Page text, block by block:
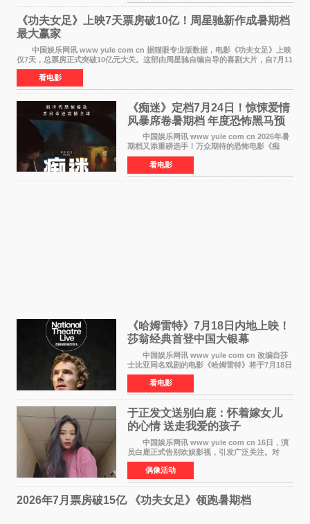
《功夫女足》上映7天票房破10亿！周星驰新作成暑期档
最大赢家
中国娱乐网讯 www yule com cn 据猫眼专业版数据，电影《功夫女足》上映
仅7天，总票房正式突破10亿元大关。这部由周星驰自编自导的喜剧大片，自7月11
日公映以来便展现出惊人的市场统治力。
看电影
《痴迷》定档7月24日！惊悚爱情
风暴席卷暑期档 年度恐怖黑马预
中国娱乐网讯 www yule com cn 2026年暑
期档又添重磅选手！万众期待的恐怖电影《痴
迷》今日正式官宣定档，将于7月24日登陆内地各
大院线。这部被业内专家誉为新世代爆款恐怖电
影的作品，将为
看电影
《哈姆雷特》7月18日内地上映！
莎翁经典首登中国大银幕
中国娱乐网讯 www yule com cn 改编自莎
士比亚同名戏剧的电影《哈姆雷特》将于7月18日
在中国内地上映。这部跨越四百年的文学经典被
搬上大银幕，为观众带来一场视觉与听觉的双重
盛宴。 《
看电影
于正发文送别白鹿：怀着嫁女儿
的心情 送走我爱的孩子
中国娱乐网讯 www yule com cn 16日，演
员白鹿正式告别欢娱影视，引发广泛关注。对
此，欢娱影视创始人于正在社交平台发文回应，
字里行间流露不舍与祝福。 于正透露，以前
每次有演员到期不
偶像活动
2026年7月票房破15亿 《功夫女足》领跑暑期档